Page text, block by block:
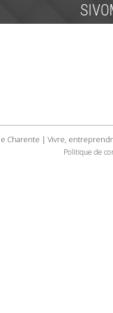
Charente | Vivre,
Politique de